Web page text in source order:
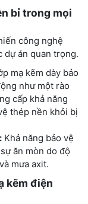
bỉ trong mọi
công nghệ
dự án quan trọng.
mạ kẽm dày bảo
như một rào
cấp khả năng
thép nền khỏi bị
Khả năng bảo vệ
ăn mòn do độ
mưa axit.
kẽm điện